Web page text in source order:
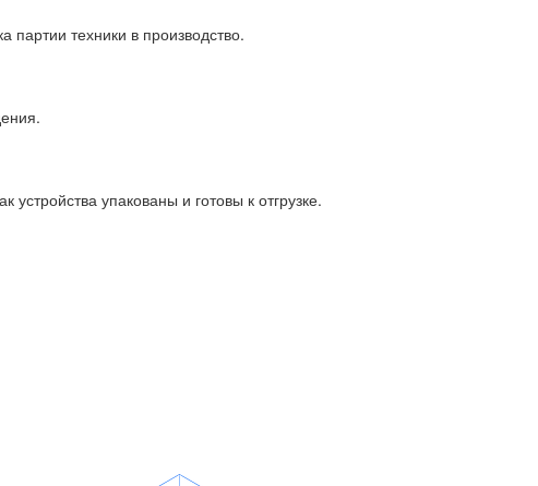
партии техники в производство.
упакованы и готовы к отгрузке.